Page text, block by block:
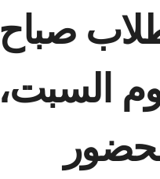
صباح
السبت،